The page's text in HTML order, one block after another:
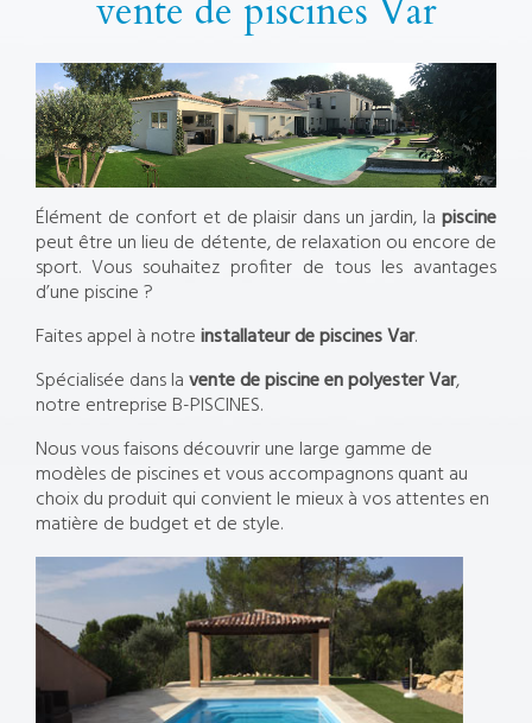
vente de piscines Var
Élément de confort et de plaisir dans un jardin, la piscine
peut être un lieu de détente, de relaxation ou encore de
sport. Vous souhaitez profiter de tous les avantages
d’une piscine ?
Faites appel à notreinstallateur de piscines Var.
Spécialisée dans lavente de piscine en polyester Var,
notre entreprise B-PISCINES.
Nous vous faisons découvrir une large gamme de
modèles de piscines et vous accompagnons quant au
choix du produit qui convient le mieux à vos attentes en
matière de budget et de style.